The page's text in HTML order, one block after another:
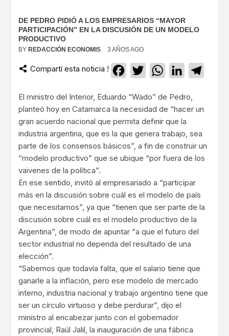
DE PEDRO PIDIÓ A LOS EMPRESARIOS “MAYOR
PARTICIPACIÓN” EN LA DISCUSIÓN DE UN MODELO
PRODUCTIVO
BY REDACCIÓN ECONOMIS 3 AÑOS AGO
Compartí esta noticia ! Facebook
TwitterWhatsApp
LinkedIn
El ministro del Interior, Eduardo “Wado” de Pedro,
planteó hoy en Catamarca la necesidad de “hacer un
gran acuerdo nacional que permita definir que la
industria argentina, que es la que genera trabajo, sea
parte de los consensos básicos”, a fin de construir un
“modelo productivo” que se ubique “por fuera de los
vaivenes de la política”.
En ese sentido, invitó al empresariado a “participar
más en la discusión sobre cuál es el modelo de país
que necesitamos”, ya que “tienen que ser parte de la
discusión sobre cuál es el modelo productivo de la
Argentina”, de modo de apuntar “a que el futuro del
sector industrial no dependa del resultado de una
elección”.
“Sabemos que todavía falta, que el salario tiene que
ganarle a la inflación, pero ese modelo de mercado
interno, industria nacional y trabajo argentino tiene que
ser un círculo virtuoso y debe perdurar”, dijo el
ministro al encabezar junto con el gobernador
provincial, Raúl Jalil, la inauguración de una fábrica